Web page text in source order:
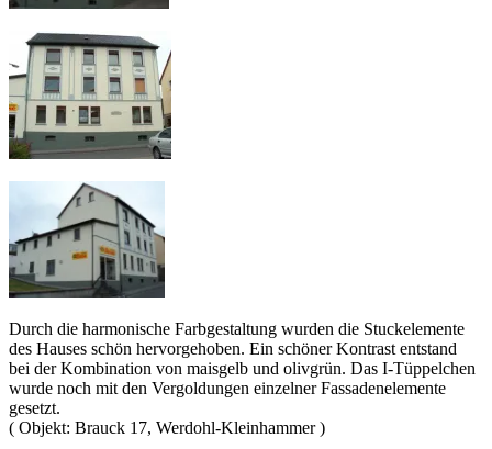
Durch die harmonische Farbgestaltung wurden die Stuckelemente
des Hauses schön hervorgehoben. Ein schöner Kontrast entstand
bei der Kombination von maisgelb und olivgrün. Das I-Tüppelchen
wurde noch mit den Vergoldungen einzelner Fassadenelemente
gesetzt.
( Objekt: Brauck 17, Werdohl-Kleinhammer )